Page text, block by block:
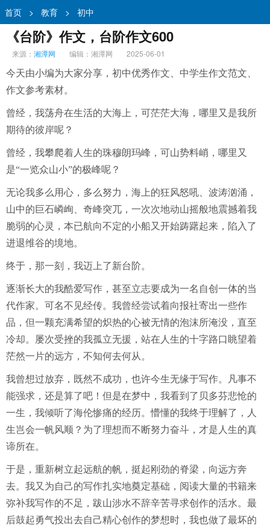
首页 > 教育 > 初中
《台阶》作文，台阶作文600
来源： 湘潭网 编辑：湘潭网
2025-06-01
今天由小编为大家分享，初中优秀作文、中学生作文范文、
作文参考素材。
曾经，我荡舟在生活的大海上，可茫茫大海，哪里又是我所
期待的彼岸呢？
曾经，我攀爬着人生的珠穆朗玛峰，可山势料峭，哪里又
是“一览众山小”的极峰呢？
无论我多么用心，多么努力，海上的狂风怒吼、波涛汹涌，
山中的巨石嶙峋、奇峰突兀，一次次地动山摇般地震撼着我
脆弱的心灵，本已航向不定的小船又开始踌躇起来，陷入了
进退维谷的境地。
终于，那一刻，我迈上了新台阶。
逐渐长大的我酷爱写作，甚至立志要成为一名自创一体的当
代作家。可名不见经传。我曾经尝试着向报社寄出一些作
品，但一颗充满希望的炽热的心被无情的泡沫所淹没，直至
冷却。屡次受挫的我孤立无援，站在人生的十字路口眺望着
茫然一片的远方，不知何去何从。
我曾想过放弃，既然不成功，也许今生无缘于写作。凡事不
能强求，还是算了吧！但是在梦中，我看到了贝多芬悲怆的
一生，我倾听了海伦惨痛的经历。懵懂的我终于理解了，人
生岂会一帆风顺？为了理想而不断努力奋斗，才是人生的真
谛所在。
于是，重新树立起远航的帆，挺起刚劲的脊梁，向远方奔
去。我又为自己的写作扎实地奠定基础，阅读大量的书籍来
弥补我写作的不足，跋山涉水不辞辛苦寻求创作的活水。最
后鼓起勇气投出去自己精心创作的梦想时，我也做了最坏的